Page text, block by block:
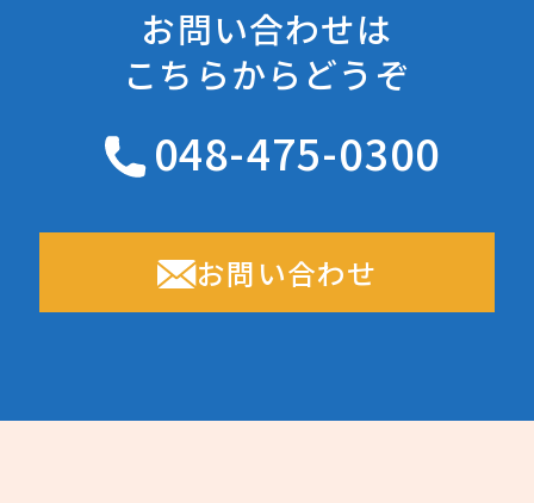
お問い合わせは
こちらからどうぞ
048-475-0300
お問い合わせ